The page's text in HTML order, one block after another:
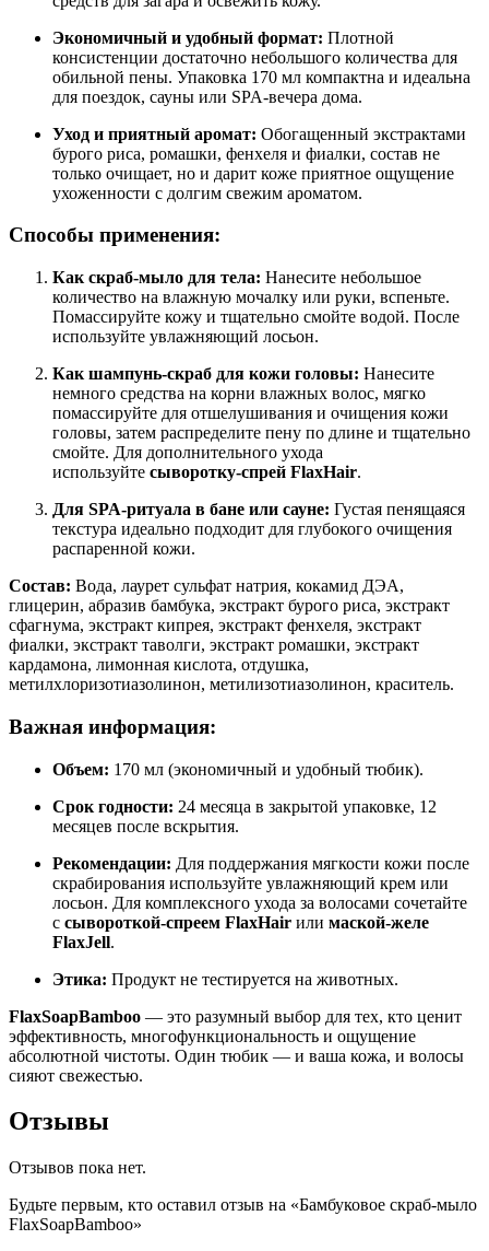
Экономичный и удобный формат: Плотной
консистенции достаточно небольшого количества для
обильной пены. Упаковка 170 мл компактна и идеальна
для поездок, сауны или SPA-вечера дома.
Уход и приятный аромат: Обогащенный экстрактами
бурого риса, ромашки, фенхеля и фиалки, состав не
только очищает, но и дарит коже приятное ощущение
ухоженности с долгим свежим ароматом.
Способы применения:
Как скраб-мыло для тела: Нанесите небольшое
количество на влажную мочалку или руки, вспеньте.
Помассируйте кожу и тщательно смойте водой. После
используйте увлажняющий лосьон.
Как шампунь-скраб для кожи головы: Нанесите
немного средства на корни влажных волос, мягко
помассируйте для отшелушивания и очищения кожи
головы, затем распределите пену по длине и тщательно
смойте. Для дополнительного ухода
используйте сыворотку-спрей FlaxHair.
Для SPA-ритуала в бане или сауне: Густая пенящаяся
текстура идеально подходит для глубокого очищения
распаренной кожи.
Состав: Вода, лаурет сульфат натрия, кокамид ДЭА,
глицерин, абразив бамбука, экстракт бурого риса, экстракт
сфагнума, экстракт кипрея, экстракт фенхеля, экстракт
фиалки, экстракт таволги, экстракт ромашки, экстракт
кардамона, лимонная кислота, отдушка,
метилхлоризотиазолинон, метилизотиазолинон, краситель.
Важная информация:
Объем: 170 мл (экономичный и удобный тюбик).
Срок годности: 24 месяца в закрытой упаковке, 12
месяцев после вскрытия.
Рекомендации: Для поддержания мягкости кожи после
скрабирования используйте увлажняющий крем или
лосьон. Для комплексного ухода за волосами сочетайте
с сывороткой-спреем FlaxHair или маской-желе
FlaxJell.
Этика: Продукт не тестируется на животных.
FlaxSoapBamboo — это разумный выбор для тех, кто ценит
эффективность, многофункциональность и ощущение
абсолютной чистоты. Один тюбик — и ваша кожа, и волосы
сияют свежестью.
Отзывы
Отзывов пока нет.
Будьте первым, кто оставил отзыв на «Бамбуковое скраб-мыло
FlaxSoapBamboo»